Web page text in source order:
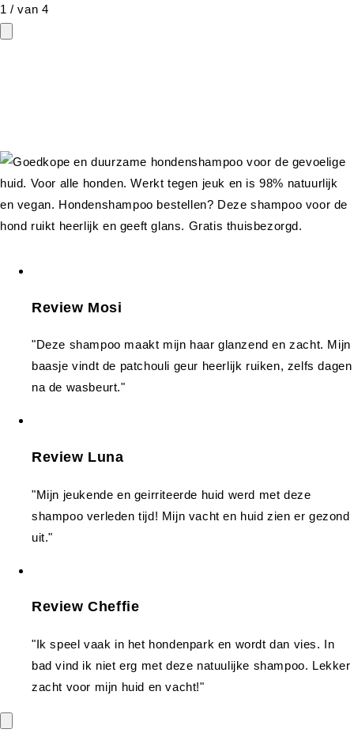
1 /van 4
Review Mosi
"Deze shampoo maakt mijn haar glanzend en zacht. Mijn
baasje vindt de patchouli geur heerlijk ruiken, zelfs dagen
na de wasbeurt."
Review Luna
"Mijn jeukende en geirriteerde huid werd met deze
shampoo verleden tijd! Mijn vacht en huid zien er gezond
uit."
Review Cheffie
"Ik speel vaak in het hondenpark en wordt dan vies. In
bad vind ik niet erg met deze natuulijke shampoo. Lekker
zacht voor mijn huid en vacht!"